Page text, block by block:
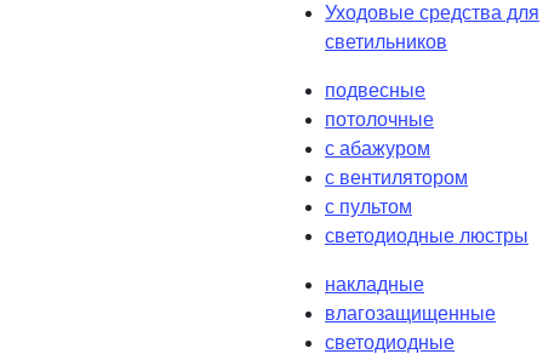
Уходовые средства для
светильников
подвесные
потолочные
с абажуром
с вентилятором
с пультом
светодиодные люстры
накладные
влагозащищенные
светодиодные